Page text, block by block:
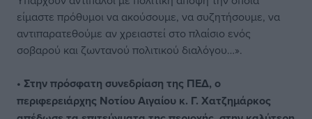
είμαστε πρόθυμοι να ακούσουμε, να συζητήσουμε, να
αντιπαρατεθούμε αν χρειαστεί στο πλαίσιο ενός
σοβαρού και ζωντανού πολιτικού διαλόγου…».
• Στην πρόσφατη συνεδρίαση της ΠΕΔ, ο
περιφερειάρχης Νοτίου Αιγαίου κ. Γ. Χατζημάρκος